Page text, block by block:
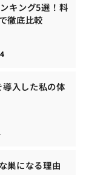
キング5選！料
徹底比較
入した私の体
巣になる理由